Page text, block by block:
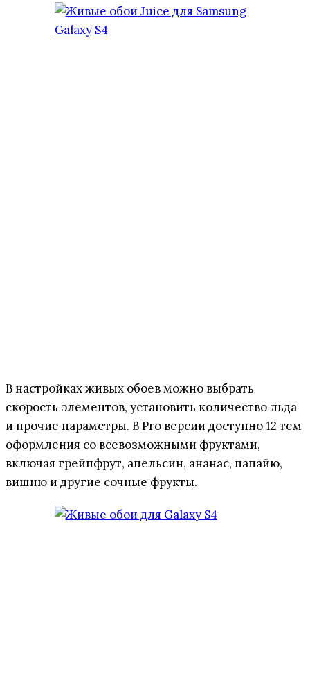
В настройках живых обоев можно выбрать
скорость элементов, установить количество льда
и прочие параметры. В Pro версии доступно 12 тем
оформления со всевозможными фруктами,
включая грейпфрут, апельсин, ананас, папайю,
вишню и другие сочные фрукты.